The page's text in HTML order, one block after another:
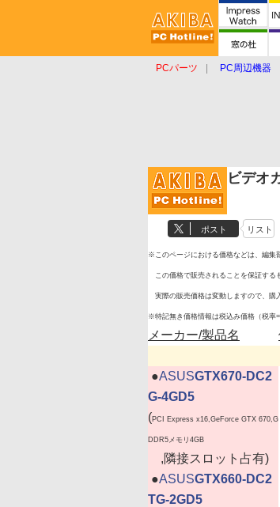
PCパーツ PC周辺機器
ビデオ
ポスト リスト
※このページにおける価格などは、編集
この価格で販売されることを保証する
実際の販売価格は変動しますので、購
※特記無き価格情報は税込み価格（税率
メーカー/製品名
●ASUSGTX670-DC2
G-4GD5
(PCI Express x16,GeForce GTX 670,G
DDR5メモリ4GB
,隣接スロット占有)
●ASUSGTX660-DC2
TG-2GD5